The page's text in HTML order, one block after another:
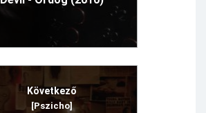
Következő
[Pszicho]